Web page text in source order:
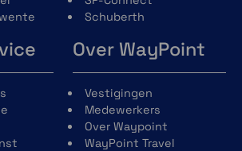
kun je dit makkelijk corrigeren.
het rubber, dit kan met een guts of
platte schroevendraaier.
Schuberth
Over WayPoint
Vestigingen
Medewerkers
Over Waypoint
WayPoint Travel